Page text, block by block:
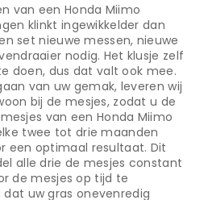
van een Honda Miimo
klinkt ingewikkelder dan
set nieuwe messen, nieuwe
nodig. Het klusje zelf
doen, dus dat valt ook mee.
van uw gemak, leveren wij
bij de mesjes, zodat u de
van een Honda Miimo
twee tot drie maanden
een optimaal resultaat. Dit
alle drie de mesjes constant
de mesjes op tijd te
uw gras onevenredig